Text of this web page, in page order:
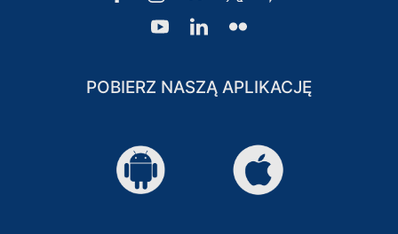
POBIERZ NASZĄ APLIKACJĘ